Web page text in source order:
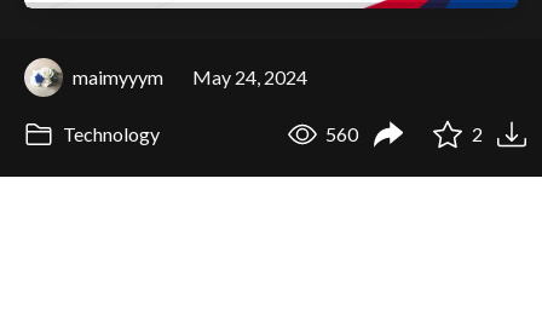
maimyyym May 24, 2024
Technology 560 2